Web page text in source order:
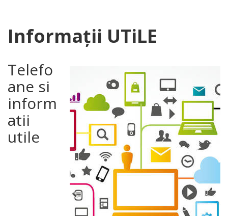
Informații UTiLE
Telefo
ane si
inform
atii
utile